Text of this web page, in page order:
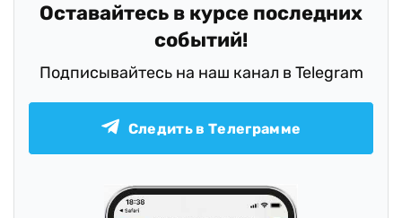
Оставайтесь в курсе последних
событий!
Подписывайтесь на наш канал в Telegram
Следить в Телеграмме